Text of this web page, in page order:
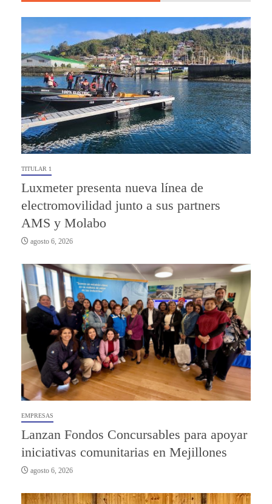
TITULAR 1
Luxmeter presenta nueva línea de
electromovilidad junto a sus partners
AMS y Molabo
agosto 6, 2026
EMPRESAS
Lanzan Fondos Concursables para apoyar
iniciativas comunitarias en Mejillones
agosto 6, 2026